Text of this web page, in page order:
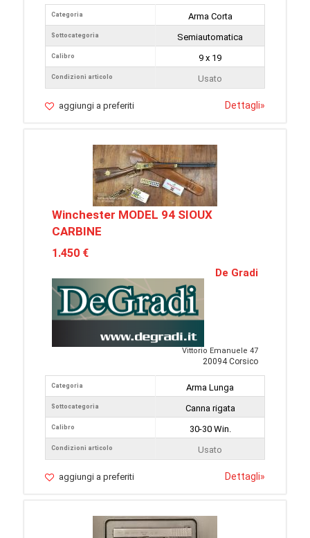
Categoria
Sottocategoria
Calibro
Condizioni articolo
Arma Corta
Semiautomatica
9 x 19
Usato
aggiungi a preferiti Dettagli»
Winchester MODEL 94 SIOUX
CARBINE
1.450 €
De Gradi
Vittorio Emanuele 47
20094 Corsico
Categoria
Sottocategoria
Calibro
Condizioni articolo
Arma Lunga
Canna rigata
30-30 Win.
Usato
aggiungi a preferiti Dettagli»